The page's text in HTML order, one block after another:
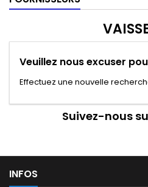
Veuillez nous excuser
Effectuez une nouvelle
Suivez-nous
INFOS